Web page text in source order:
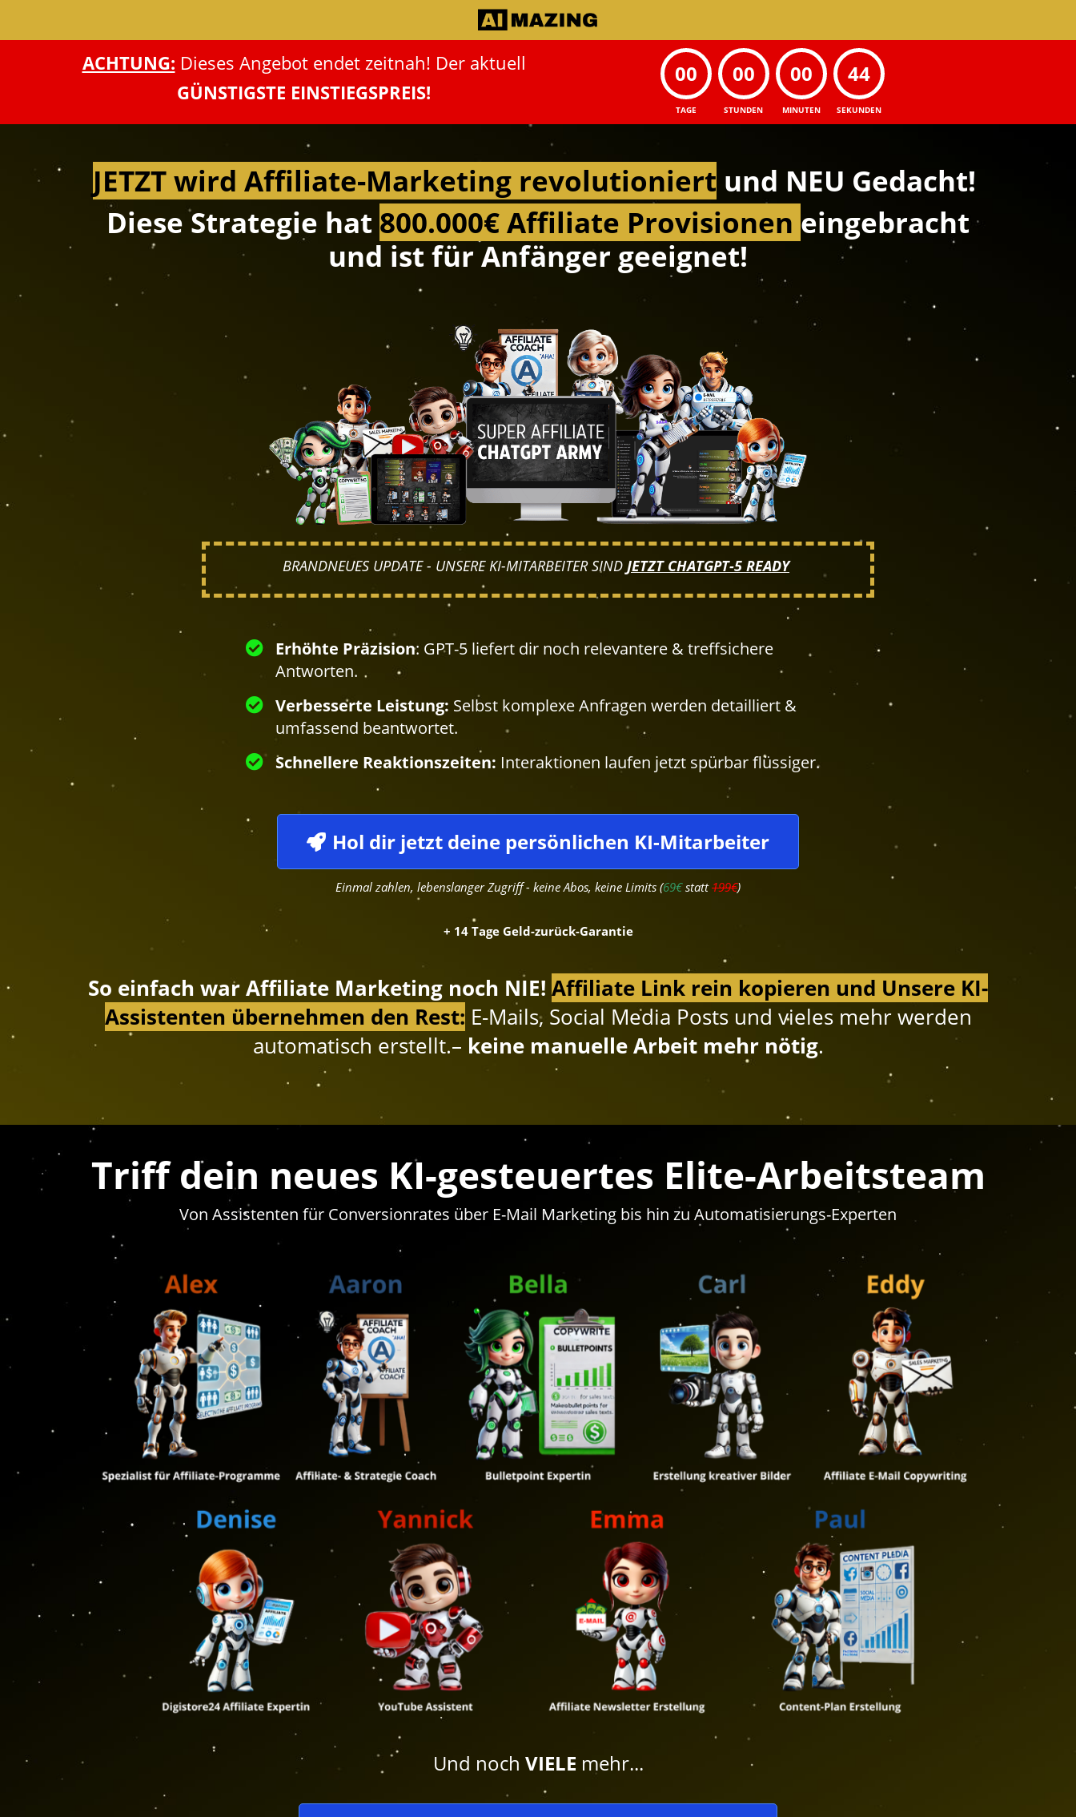
ACHTUNG: Dieses Angebot endet zeitnah! Der aktuell
GÜNSTIGSTE EINSTIEGSPREIS!
00
TAGE
00
STUNDEN
00
MINUTEN
43
SEKUNDEN
JETZT wird Affiliate-Marketing revolutioniert und NEU Gedacht!
Diese Strategie hat 800.000€ Affiliate Provisionen eingebracht
und ist für Anfänger geeignet!
BRANDNEUES UPDATE - UNSERE KI-MITARBEITER SIND JETZT CHATGPT-5 READY
Erhöhte Präzision: GPT-5 liefert dir noch relevantere & treffsichere
Antworten.
Verbesserte Leistung: Selbst komplexe Anfragen werden detailliert &
umfassend beantwortet.
Schnellere Reaktionszeiten: Interaktionen laufen jetzt spürbar flüssiger.
Hol dir jetzt deine persönlichen KI-Mitarbeiter
Einmal zahlen, lebenslanger Zugriff - keine Abos, keine Limits (69€statt199€)
+ 14 Tage Geld-zurück-Garantie
So einfach war Affiliate Marketing noch NIE! Affiliate Link rein kopieren und Unsere KI-
Assistenten übernehmen den Rest: E-Mails, Social Media Posts und vieles mehr werden
automatisch erstellt.– keine manuelle Arbeit mehr nötig.
Triff dein neues KI-gesteuertes Elite-Arbeitsteam
Von Assistenten für Conversionrates über E-Mail Marketing bis hin zu Automatisierungs-Experten
Und noch VIELE mehr...